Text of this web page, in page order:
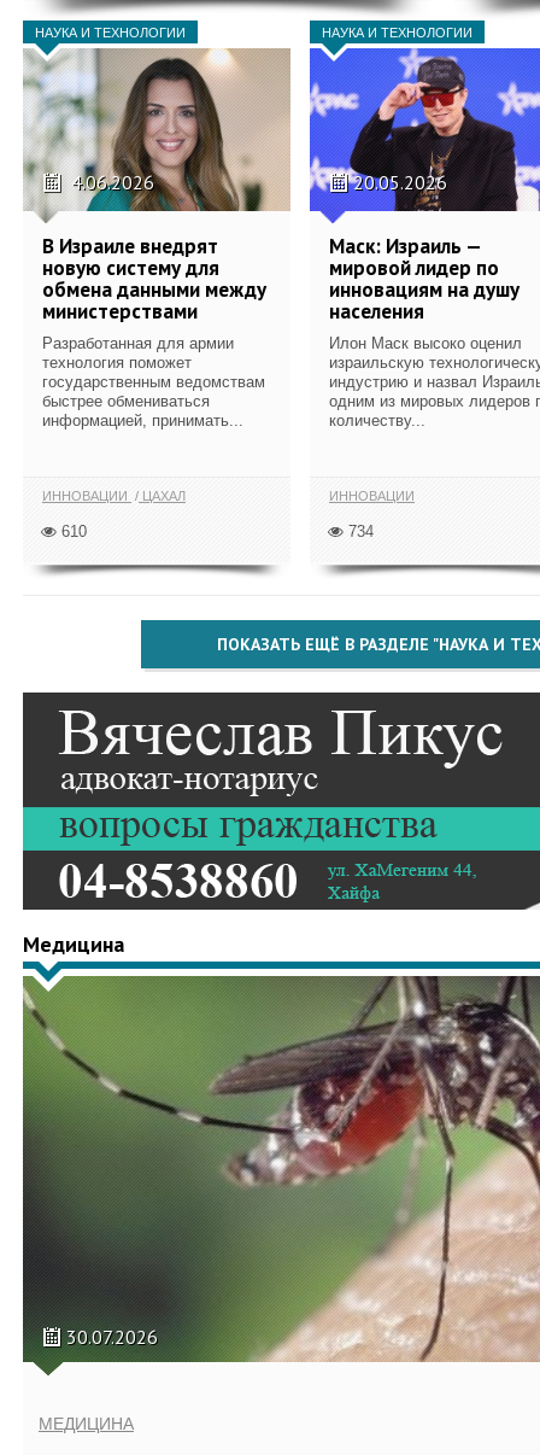
НАУКА И ТЕХНОЛОГИИ
4.06.2026
В Израиле внедрят
новую систему для
обмена данными между
министерствами
Разработанная для армии
технология поможет
государственным ведомствам
быстрее обмениваться
информацией, принимать...
ИННОВАЦИИ ЦАХАЛ
610
НАУКА И ТЕХНОЛОГИИ
20.05.2026
Маск: Израиль —
мировой лидер по
инновациям на душу
населения
Илон Маск высоко оценил
израильскую
индустрию и назвал
одним из мировых лидеров
количеству...
ИННОВАЦИИ
734
ПОКАЗАТЬ ЕЩЁ В РАЗДЕЛЕ "НАУКА И
Медицина
30.07.2026
МЕДИЦИНА